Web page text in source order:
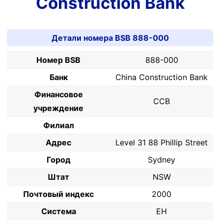
Детали номера BSB 888-000
Номер BSB
888-000
Банк
China Construction Bank
Финансовое
учреждение
CCB
Филиал
Адрес
Level 31 88 Phillip Street
Город
Sydney
Штат
NSW
Почтовый индекс
2000
Система
EH